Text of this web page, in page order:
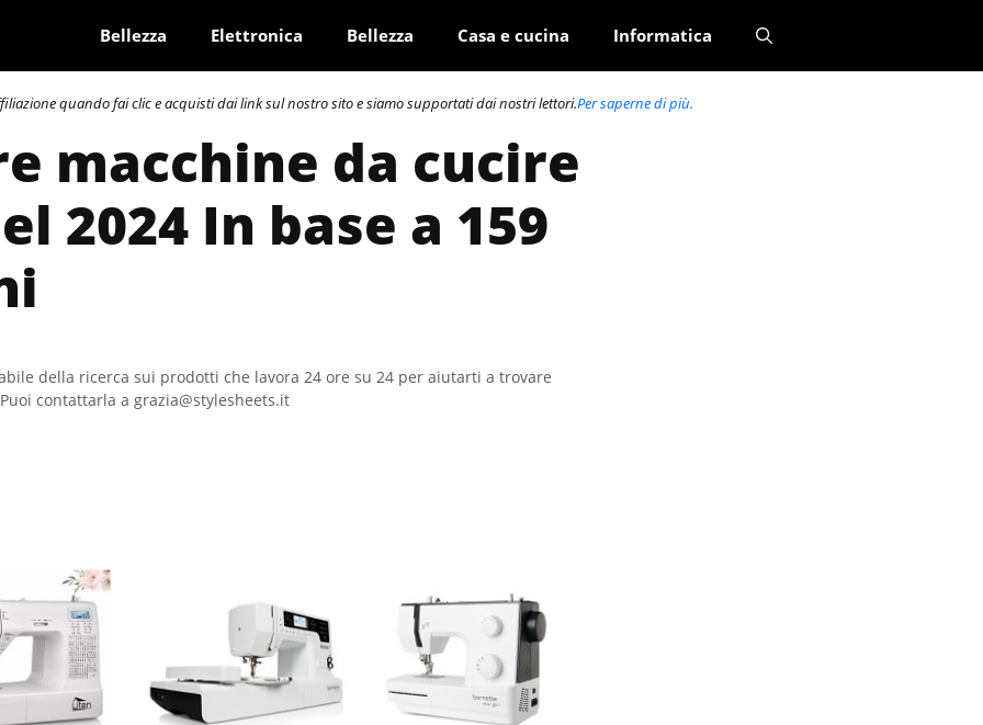
Bellezza Elettronica Bellezza Casa e cucina Informatica
quando fai clic e acquisti dai link sul nostro sito e siamo supportati dai nostri lettori.Per saperne di più.
macchine da cucire
2024 In base a 159
della ricerca sui prodotti che lavora 24 ore su 24 per aiutarti a trovare
contattarla a grazia@stylesheets.it